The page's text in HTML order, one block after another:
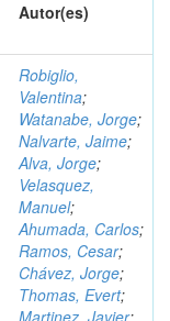
Autor(es)
Robiglio,
Valentina;
Watanabe, Jorge;
Nalvarte, Jaime;
Alva, Jorge;
Velasquez,
Manuel;
Ahumada, Carlos;
Ramos, Cesar;
Chávez, Jorge;
Thomas, Evert;
Martinez, Javier;